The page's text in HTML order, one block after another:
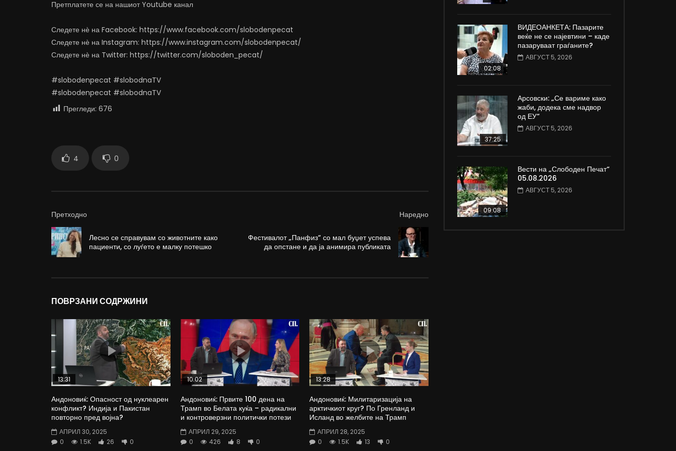
Претплатете се на нашиот Youtube канал
Следете нѐ на Facebook: https://www.facebook.com/slobodenpecat
Следете нѐ на Instagram: https://www.instagram.com/slobodenpecat/
Следете нѐ на Twitter: https://twitter.com/sloboden_pecat/
#slobodenpecat #slobodnaTV
#slobodenpecat #slobodnaTV
Прегледи: 676
4 0
Претходно
Лесно се справувам со животните како
пациенти, со луѓето е малку потешко
Наредно
Фестивалот „Панфиз“ со мал буџет успева
да опстане и да ја анимира публиката
ПОВРЗАНИ СОДРЖИНИ
13:31
Андоновиќ: Опасност од нуклеарен
конфликт? Индија и Пакистан
повторно пред војна?
АПРИЛ 30, 2025
0
1.5K 26 0
10:02
Андоновиќ: Првите 100 дена на
Трамп во Белата куќа – радикални
и контроверзни политички потези
АПРИЛ 29, 2025
0
426 8 0
13:28
Андоновиќ: Милитаризација на
арктичкиот круг? По Гренланд и
Исланд во желбите на Трамп
АПРИЛ 28, 2025
0
1.5K 13 0
02:08
ВИДЕОАНКЕТА: Пазарите
веќе не се најевтини – каде
пазаруваат граѓаните?
АВГУСТ 5, 2026
37:25
Арсовски: „Се вариме како
жаби, додека сме надвор
од ЕУ“
АВГУСТ 5, 2026
09:08
Вести на „Слободен Печат“
05.08.2026
АВГУСТ 5, 2026